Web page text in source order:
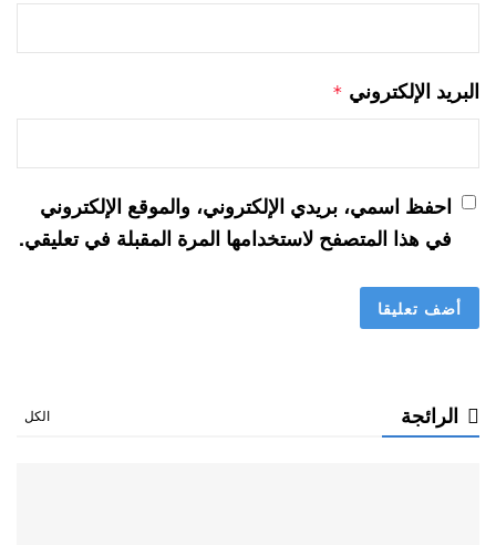
البريد الإلكتروني *
احفظ اسمي، بريدي الإلكتروني، والموقع الإلكتروني
في هذا المتصفح لاستخدامها المرة المقبلة في تعليقي.
الرائجة الكل